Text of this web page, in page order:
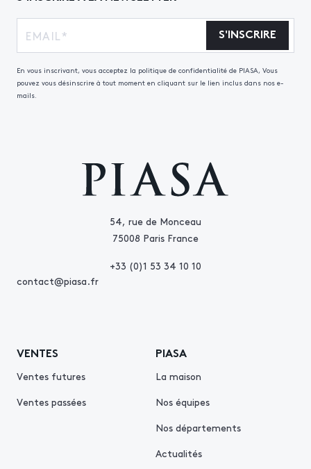
54, rue de Monceau
75008 Paris France
+33 (0)1 53 34 10 10
contact@piasa.fr
VENTES
Ventes futures
Ventes passées
PIASA
La maison
Nos équipes
Nos départements
Actualités
S'INSCRIRE
En vous inscrivant, vous acceptez la politique de confidentialité de PIASA, Vous
pouvez vous désinscrire à tout moment en cliquant sur le lien inclus dans nos e-
mails.